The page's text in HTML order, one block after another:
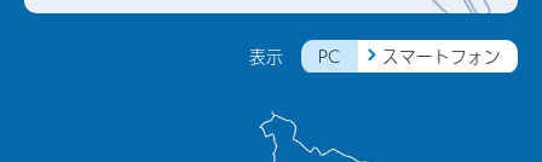
表示 PC スマートフォン